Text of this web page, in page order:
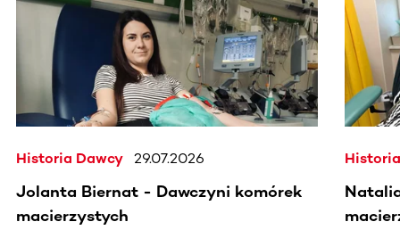
Historia Dawcy 29.07.2026
Jolanta Biernat - Dawczyni komórek
macierzystych